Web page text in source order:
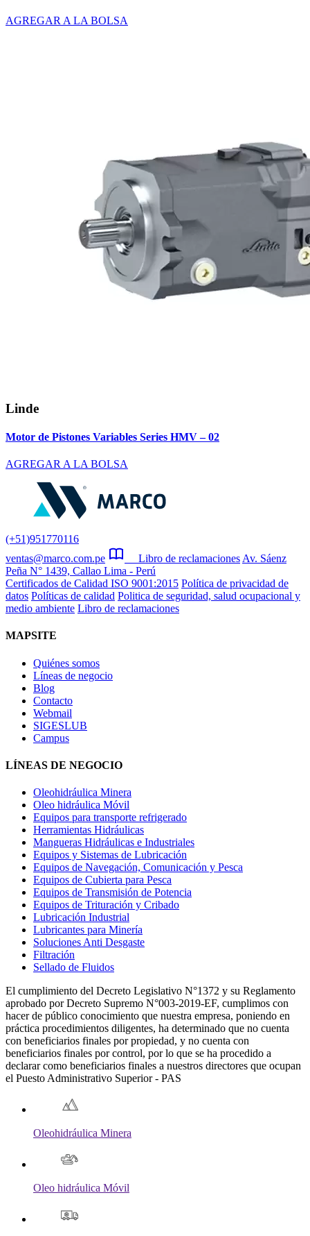
AGREGAR A LA BOLSA
Linde
Motor de Pistones Variables Series HMV – 02
AGREGAR A LA BOLSA
(+51)951770116
ventas@marco.com.pe
Libro de reclamaciones Av. Sáenz
Peña N° 1439, Callao Lima - Perú
Certificados de Calidad ISO 9001:2015 Política de privacidad de
datos Políticas de calidad Politica de seguridad, salud ocupacional y
medio ambiente Libro de reclamaciones
MAPSITE
Quiénes somos
Líneas de negocio
Blog
Contacto
Webmail
SIGESLUB
Campus
LÍNEAS DE NEGOCIO
Oleohidráulica Minera
Oleo hidráulica Móvil
Equipos para transporte refrigerado
Herramientas Hidráulicas
Mangueras Hidráulicas e Industriales
Equipos y Sistemas de Lubricación
Equipos de Navegación, Comunicación y Pesca
Equipos de Cubierta para Pesca
Equipos de Transmisión de Potencia
Equipos de Trituración y Cribado
Lubricación Industrial
Lubricantes para Minería
Soluciones Anti Desgaste
Filtración
Sellado de Fluidos
El cumplimiento del Decreto Legislativo N°1372 y su Reglamento
aprobado por Decreto Supremo N°003-2019-EF, cumplimos con
hacer de público conocimiento que nuestra empresa, poniendo en
práctica procedimientos diligentes, ha determinado que no cuenta
con beneficiarios finales por propiedad, y no cuenta con
beneficiarios finales por control, por lo que se ha procedido a
declarar como beneficiarios finales a nuestros directores que ocupan
el Puesto Administrativo Superior - PAS
Oleohidráulica Minera
Oleo hidráulica Móvil